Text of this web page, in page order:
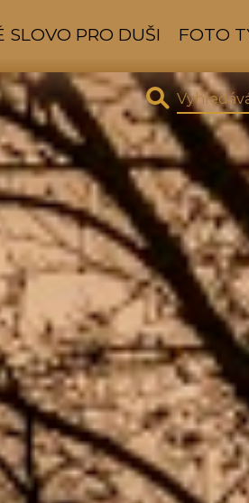
SLOVO PRO DUŠI FOTO